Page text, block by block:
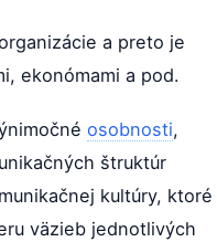
a preto je
ekonómami a pod.
osobnosti,
štruktúr
kultúry, ktoré
väzieb jednotlivých